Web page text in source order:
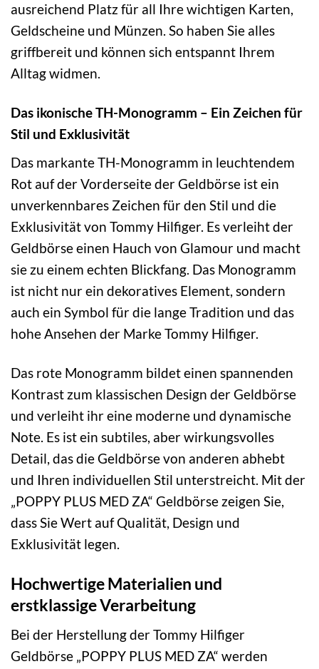
ausreichend Platz für all Ihre wichtigen Karten,
Geldscheine und Münzen. So haben Sie alles
griffbereit und können sich entspannt Ihrem
Alltag widmen.
Das ikonische TH-Monogramm – Ein Zeichen für
Stil und Exklusivität
Das markante TH-Monogramm in leuchtendem
Rot auf der Vorderseite der Geldbörse ist ein
unverkennbares Zeichen für den Stil und die
Exklusivität von Tommy Hilfiger. Es verleiht der
Geldbörse einen Hauch von Glamour und macht
sie zu einem echten Blickfang. Das Monogramm
ist nicht nur ein dekoratives Element, sondern
auch ein Symbol für die lange Tradition und das
hohe Ansehen der Marke Tommy Hilfiger.
Das rote Monogramm bildet einen spannenden
Kontrast zum klassischen Design der Geldbörse
und verleiht ihr eine moderne und dynamische
Note. Es ist ein subtiles, aber wirkungsvolles
Detail, das die Geldbörse von anderen abhebt
und Ihren individuellen Stil unterstreicht. Mit der
„POPPY PLUS MED ZA“ Geldbörse zeigen Sie,
dass Sie Wert auf Qualität, Design und
Exklusivität legen.
Hochwertige Materialien und
erstklassige Verarbeitung
Bei der Herstellung der Tommy Hilfiger
Geldbörse „POPPY PLUS MED ZA“ werden